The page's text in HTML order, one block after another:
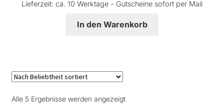
Lieferzeit: ca. 10 Werktage - Gutscheine sofort per Mail
In den Warenkorb
Alle 5 Ergebnisse werden angezeigtNach